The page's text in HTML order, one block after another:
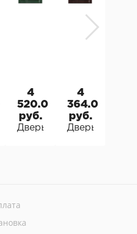
Металюкс
металлическая
4
520.0
руб.
Дверь входная
4
364.0
руб.
Дверь